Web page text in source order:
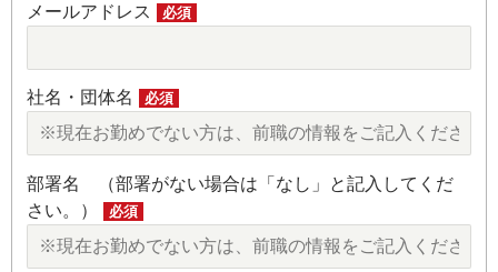
メールアドレス 必須
社名・団体名 必須
部署名 （部署がない場合は「なし」と記入してくだ
さい。）
必須